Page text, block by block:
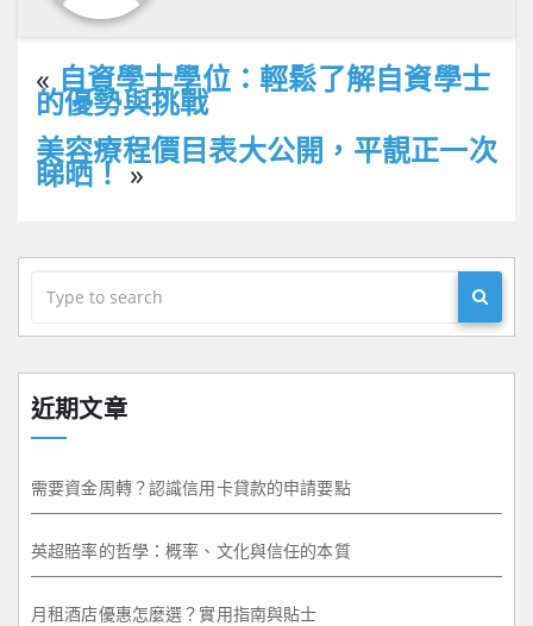
« 自資學士學位：輕鬆了解自資學士
的優勢與挑戰
美容療程價目表大公開，平靚正一次
睇晒！ »
近期文章
需要資金周轉？認識信用卡貸款的申請要點
英超賠率的哲學：概率、文化與信任的本質
月租酒店優惠怎麼選？實用指南與貼士